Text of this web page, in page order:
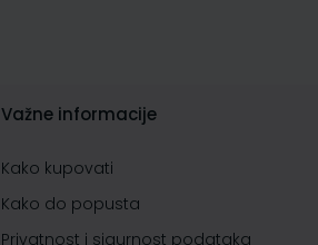
Važne informacije
Kako kupovati
Kako do popusta
Privatnost i sigurnost podataka